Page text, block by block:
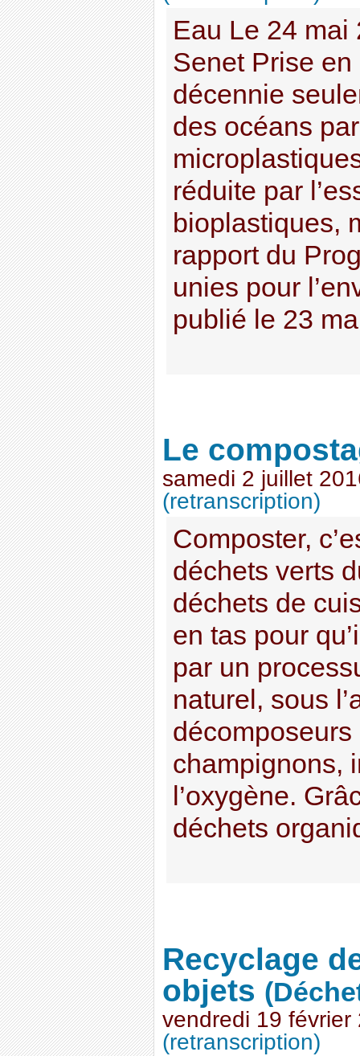
Eau Le 24 mai
Senet Prise
décennie
des océans
réduite par
bioplastiques,
rapport du
unies pour
publié le 23
Le
samedi 2 juillet
(retranscription)
Composter,
déchets verts
déchets de
en tas pour
par un
naturel, sous
champignons,
l’oxygène.
déchets
Recyclage
objets
vendredi 19 février
(retranscription)